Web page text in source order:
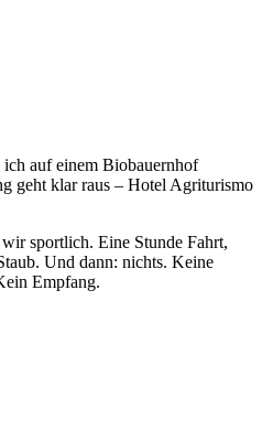
auf einem Biobauernhof
geht klar raus – Hotel Agriturismo
sportlich. Eine Stunde Fahrt,
Und dann: nichts. Keine
Empfang.